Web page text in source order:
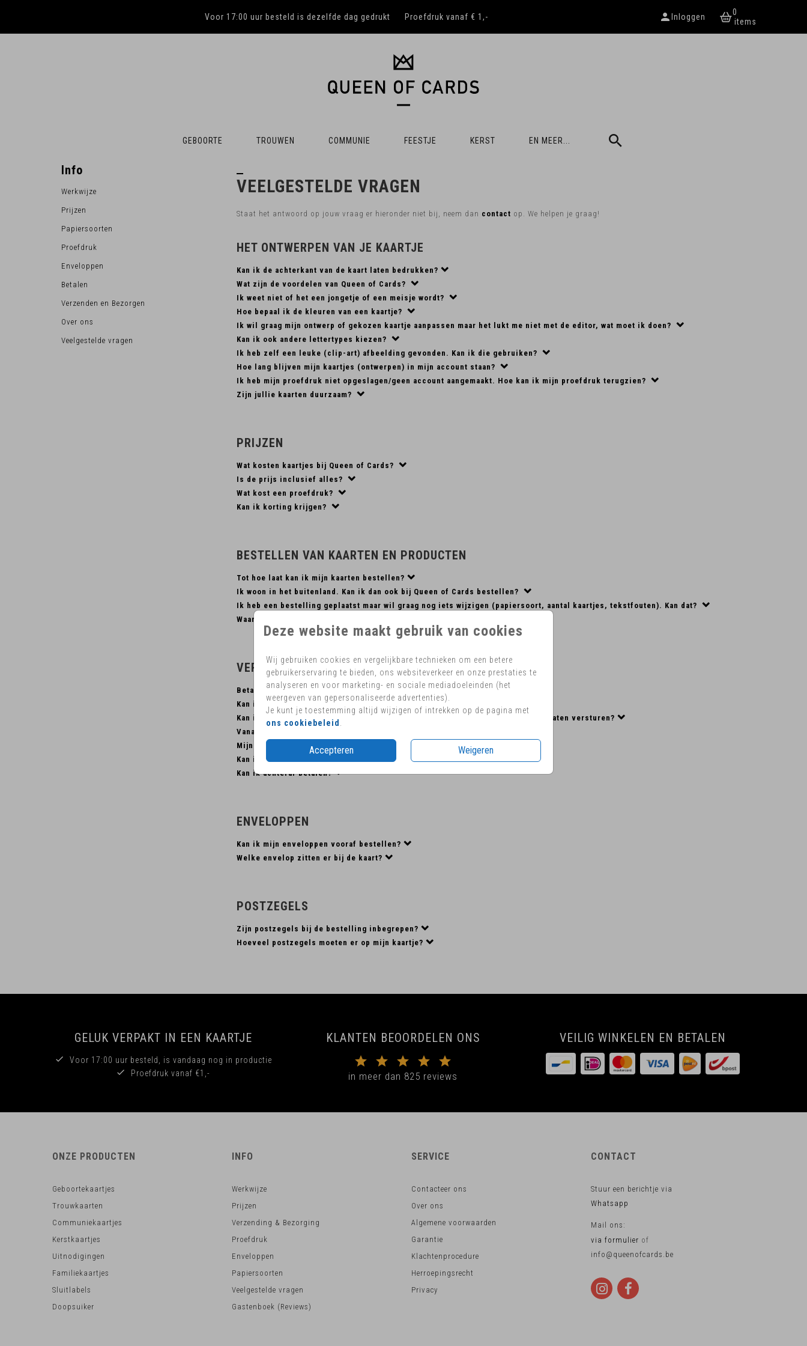
Voor 17:00 uur besteld is dezelfde dag gedrukt Proefdruk vanaf € 1,- Inloggen 0
GEBOORTE TROUWEN COMMUNIE FEESTJE KERST EN MEER...
Deze website maakt gebruik van cookies
Wij gebruiken cookies en vergelijkbare technieken om een betere
gebruikerservaring te bieden, ons websiteverkeer en onze prestaties te
analyseren en voor marketing- en sociale mediadoeleinden (het
weergeven van gepersonaliseerde advertenties).
Je kunt je toestemming altijd wijzigen of intrekken op de pagina met
ons cookiebeleid
Accepteren Weigeren
Info
Werkwijze
Prijzen
Papiersoorten
Proefdruk
Enveloppen
Betalen
Verzenden en Bezorgen
Over ons
Veelgestelde vragen
VEELGESTELDE VRAGEN
Staat het antwoord op jouw vraag er hieronder niet bij, neem dan contact op. We helpen je graag!
HET ONTWERPEN VAN JE KAARTJE
Kan ik de achterkant van de kaart laten bedrukken?
Wat zijn de voordelen van Queen of Cards?
Ik weet niet of het een jongetje of een meisje wordt?
Hoe bepaal ik de kleuren van een kaartje?
Ik wil graag mijn ontwerp of gekozen kaartje aanpassen maar het lukt me niet met de editor, wat moet ik doen?
Kan ik ook andere lettertypes kiezen?
Ik heb zelf een leuke (clip-art) afbeelding gevonden. Kan ik die gebruiken?
Hoe lang blijven mijn kaartjes (ontwerpen) in mijn account staan?
Ik heb mijn proefdruk niet opgeslagen/geen account aangemaakt. Hoe kan ik mijn proefdruk terugzien?
Zijn jullie kaarten duurzaam?
PRIJZEN
Wat kosten kaartjes bij Queen of Cards?
Is de prijs inclusief alles?
Wat kost een proefdruk?
Kan ik korting krijgen?
BESTELLEN VAN KAARTEN EN PRODUCTEN
Tot hoe laat kan ik mijn kaarten bestellen?
Ik woon in het buitenland. Kan ik dan ook bij Queen of Cards bestellen?
Ik heb een bestelling geplaatst maar wil graag nog iets wijzigen (papiersoort, aantal kaartjes, tekstfouten). Kan dat?
Waar kan ik mijn opgeslagen kaarten terug vinden?
VERZENDING EN LEVERING
Betaal ik verzendkosten?
Kan ik mijn kaartjes rechtstreeks versturen naar familie en vrienden?
Kan ik een deel van mijn kaartjes naar mijzelf en het andere deel rechtstreeks laten versturen?
Vanaf welk aantal kaartjes wordt mijn bestelling pakketpost?
Mijn kaartjes zijn niet op tijd geleverd, wat nu?
Kan ik mijn bestelling retour sturen?
Kan ik achteraf betalen?
ENVELOPPEN
Kan ik mijn enveloppen vooraf bestellen?
Welke envelop zitten er bij de kaart?
POSTZEGELS
Zijn postzegels bij de bestelling inbegrepen?
Hoeveel postzegels moeten er op mijn kaartje?
GELUK VERPAKT IN EEN KAARTJE
Voor 17:00 uur besteld, is vandaag nog in productie
Proefdruk vanaf €1,-
KLANTEN BEOORDELEN ONS
in meer dan 825 reviews
VEILIG WINKELEN EN BETALEN
ONZE PRODUCTEN
Geboortekaartjes
Trouwkaarten
Communiekaartjes
Kerstkaartjes
Uitnodigingen
Familiekaartjes
Sluitlabels
Doopsuiker
INFO
Werkwijze
Prijzen
Verzending & Bezorging
Proefdruk
Enveloppen
Papiersoorten
Veelgestelde vragen
Gastenboek (Reviews)
SERVICE
Contacteer ons
Over ons
Algemene voorwaarden
Garantie
Klachtenprocedure
Herroepingsrecht
Privacy
CONTACT
Stuur een berichtje via
Whatsapp
Mail ons:
via formulier of
info@queenofcards.be